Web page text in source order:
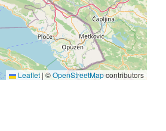
Leaflet | ©OpenStreetMapcontributors